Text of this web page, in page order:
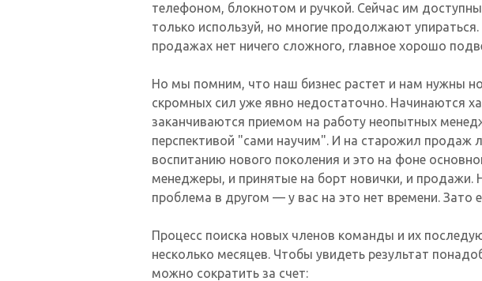
телефоном, блокнотом и ручкой. Сейчас им
только используй, но многие продолжают
продажах нет ничего сложного, главное хорошо
Но мы помним, что наш бизнес растет и нам нужны
скромных сил уже явно недостаточно. Начинаются
заканчиваются приемом на работу неопытных
перспективой "сами научим". И на старожил продаж
воспитанию нового поколения и это на фоне
менеджеры, и принятые на борт новички, и продажи.
проблема в другом — у вас на это нет времени. Зато
Процесс поиска новых членов команды и их
несколько месяцев. Чтобы увидеть результат
можно сократить за счет: